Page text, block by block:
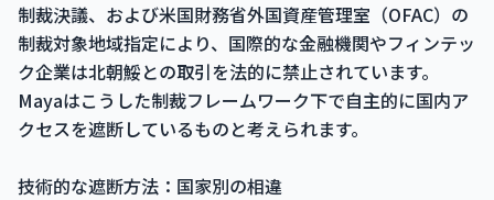
制裁決議、および米国財務省外国資産管理室（OFAC）の
制裁対象地域指定により、国際的な金融機関やフィンテッ
ク企業は北朝鮾との取引を法的に禁止されています。
Mayaはこうした制裁フレームワーク下で自主的に国内ア
クセスを遮断しているものと考えられます。
技術的な遮断方法：国家別の相違